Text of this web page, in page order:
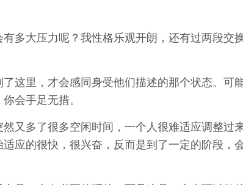
多大压力呢？我性格乐观开朗，还有过两段交
这里，才会感同身受他们描述的那个状态。可
会手足无措。
又多了很多空闲时间，一个人很难适应调整过
应的很快，很兴奋，反而是到了一定的阶段，